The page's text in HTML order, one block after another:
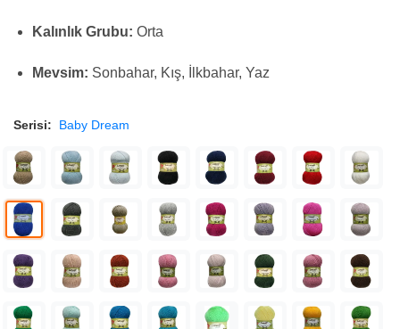
Kalınlık Grubu: Orta
Mevsim: Sonbahar, Kış, İlkbahar, Yaz
Serisi: Baby Dream